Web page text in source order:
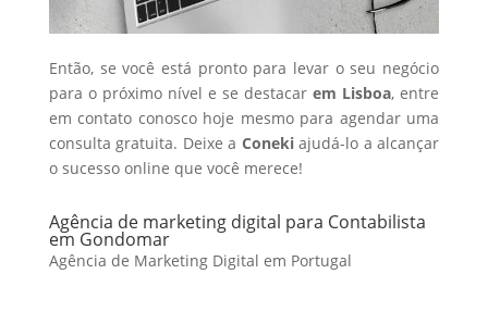
Então, se você está pronto para levar o seu negócio
para o próximo nível e se destacarem Lisboa, entre
em contato conosco hoje mesmo para agendar uma
consulta gratuita. Deixe a Conekiajudá-lo a alcançar
o sucesso online que você merece!
Agência de marketing digital para Contabilista
em Gondomar
Agência de Marketing Digital em Portugal